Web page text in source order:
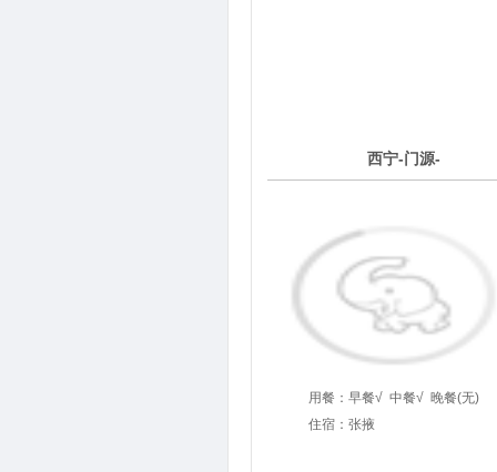
西宁-门源-
用餐： 早餐√ 中餐√ 晚餐(无)
住宿：张掖